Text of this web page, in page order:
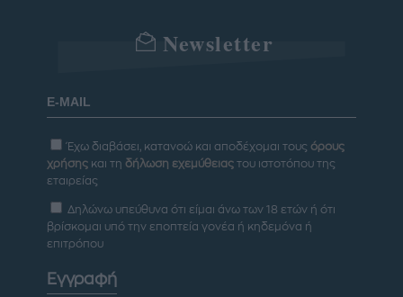
Newsletter
Έχω διαβάσει, κατανοώ και αποδέχομαι τους όρους
χρήσης και τη δήλωση εχεμύθειας του ιστοτόπου της
εταιρείας
Δηλώνω υπεύθυνα ότι είμαι άνω των 18 ετών ή ότι
βρίσκομαι υπό την εποπτεία γονέα ή κηδεμόνα ή
επιτρόπου
Εγγραφή